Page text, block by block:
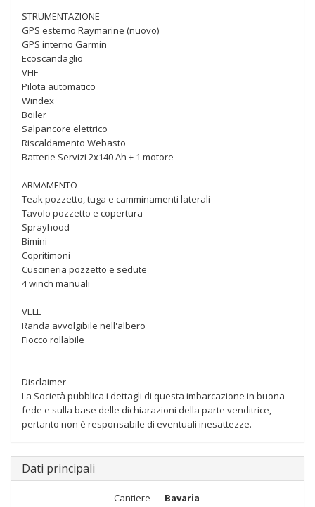
STRUMENTAZIONE
GPS esterno Raymarine (nuovo)
GPS interno Garmin
Ecoscandaglio
VHF
Pilota automatico
Windex
Boiler
Salpancore elettrico
Riscaldamento Webasto
Batterie Servizi 2x140 Ah + 1 motore
ARMAMENTO
Teak pozzetto, tuga e camminamenti laterali
Tavolo pozzetto e copertura
Sprayhood
Bimini
Copritimoni
Cuscineria pozzetto e sedute
4 winch manuali
VELE
Randa avvolgibile nell'albero
Fiocco rollabile
Disclaimer
La Società pubblica i dettagli di questa imbarcazione in buona
fede e sulla base delle dichiarazioni della parte venditrice,
pertanto non è responsabile di eventuali inesattezze.
Dati principali
Cantiere
Bavaria